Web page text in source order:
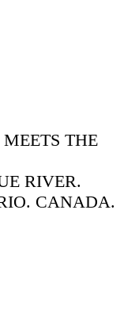
THE
RIVER.
CANADA.